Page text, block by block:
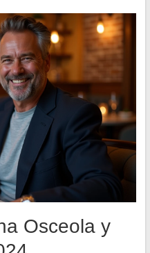
Osceola y